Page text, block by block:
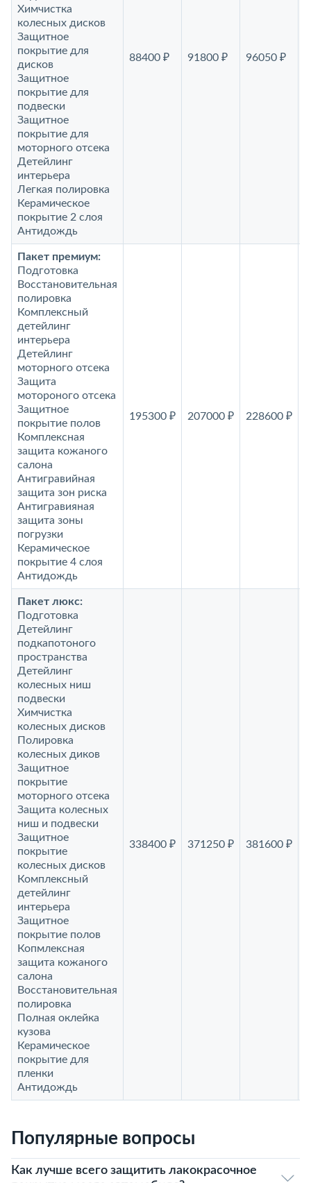
Химчистка
колесных дисков
Защитное
покрытие для
дисков
Защитное
покрытие для
подвески
Защитное
покрытие для
моторного отсека
Детейлинг
интерьера
Легкая полировка
Керамическое
покрытие 2 слоя
Антидождь
88400 ₽ 91800 ₽ 96050 ₽
Пакет премиум:
Подготовка
Восстановительная
полировка
Комплексный
детейлинг
интерьера
Детейлинг
моторного отсека
Защита
мотороного отсека
Защитное
покрытие полов
Комплексная
защита кожаного
салона
Антигравийная
защита зон риска
Антигравияная
защита зоны
погрузки
Керамическое
покрытие 4 слоя
Антидождь
195300 ₽ 207000 ₽ 228600 ₽
Пакет люкс:
Подготовка
Детейлинг
подкапотоного
пространства
Детейлинг
колесных ниш
подвески
Химчистка
колесных дисков
Полировка
колесных диков
Защитное
покрытие
моторного отсека
Защита колесных
ниш и подвески
Защитное
покрытие
колесных дисков
Комплексный
детейлинг
интерьера
Защитное
покрытие полов
Копмлексная
защита кожаного
салона
Восстановительная
полировка
Полная оклейка
кузова
Керамическое
покрытие для
пленки
Антидождь
338400 ₽ 371250 ₽ 381600 ₽
Популярные вопросы
Как лучше всего защитить лакокрасочное